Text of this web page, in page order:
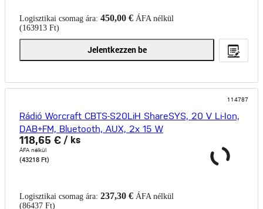
Logisztikai csomag ára: 450,00 € ÁFA nélkül
(163913 Ft)
Jelentkezzen be
114787
Rádió Worcraft CBTS-S20LiH ShareSYS, 20 V Li-Ion,
DAB+FM, Bluetooth, AUX, 2x 15 W
118,65 € / ks
ÁFA nélkül
(43218 Ft)
Logisztikai csomag ára: 237,30 € ÁFA nélkül
(86437 Ft)